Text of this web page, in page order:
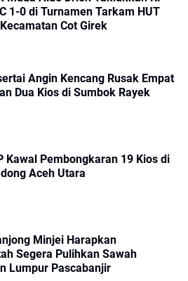
1-0 di Turnamen Tarkam HUT
Cot Girek
Angin Kencang Rusak Empat
Dua Kios di Sumbok Rayek
Kawal Pembongkaran 19 Kios di
Aceh Utara
Minjei Harapkan
Segera Pulihkan Sawah
Lumpur Pascabanjir